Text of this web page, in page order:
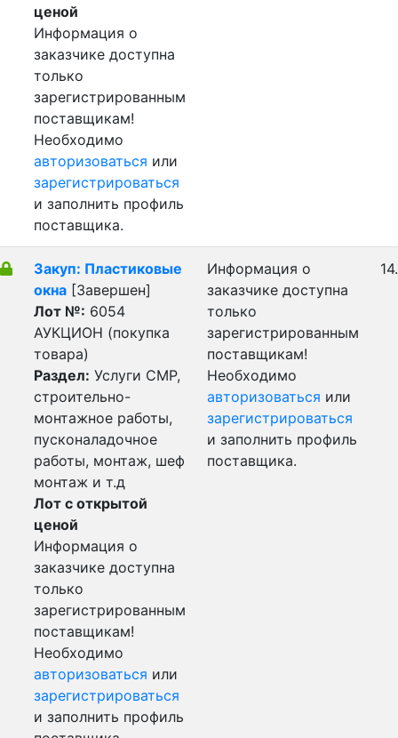
ценой
Информация о
заказчике доступна
только
зарегистрированным
поставщикам!
Необходимо
авторизоваться или
зарегистрироваться
и заполнить профиль
поставщика.
Закуп: Пластиковые
окна [Завершен]
Лот №: 6054
АУКЦИОН (покупка
товара)
Раздел: Услуги СМР,
строительно-
монтажное работы,
пусконаладочное
работы, монтаж, шеф
монтаж и т.д
Лот с открытой
ценой
Информация о
заказчике доступна
только
зарегистрированным
поставщикам!
Необходимо
авторизоваться или
зарегистрироваться
и заполнить профиль
Информация о
заказчике доступна
только
зарегистрированным
поставщикам!
Необходимо
авторизоваться или
зарегистрироваться
и заполнить профиль
поставщика.